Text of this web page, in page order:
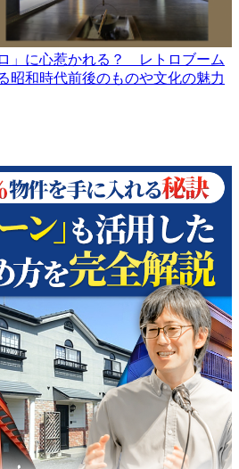
」に心惹かれる？ レトロブーム
昭和時代前後のものや文化の魅力